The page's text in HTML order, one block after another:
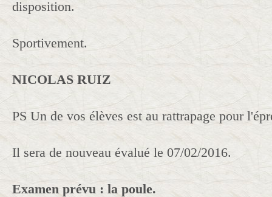
disposition.
Sportivement.
NICOLAS RUIZ
PS Un de vos élèves est au rattrapage pour
Il sera de nouveau évalué le 07/02/2016.
Examen prévu : la poule.